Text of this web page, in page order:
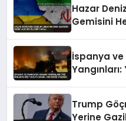
Hazar
Gemisini
İspanya ve
Trump
Yerine